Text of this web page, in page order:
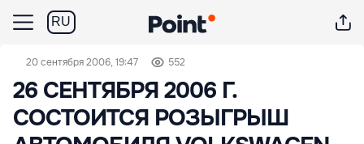
RU
20 сентября 2006, 19:47 552
26 СЕНТЯБРЯ 2006 Г.
СОСТОИТСЯ РОЗЫГРЫШ